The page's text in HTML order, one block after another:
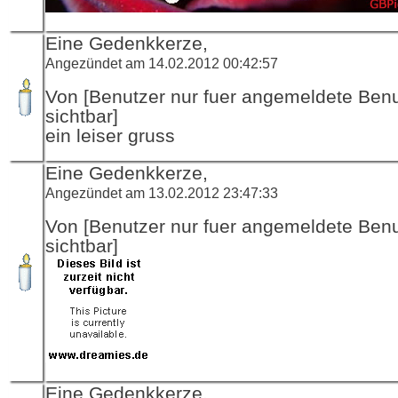
Eine Gedenkkerze,
Angezündet am 14.02.2012 00:42:57
Von [Benutzer nur fuer angemeldete
sichtbar]
ein leiser gruss
Eine Gedenkkerze,
Angezündet am 13.02.2012 23:47:33
Von [Benutzer nur fuer angemeldete
sichtbar]
Eine Gedenkkerze,